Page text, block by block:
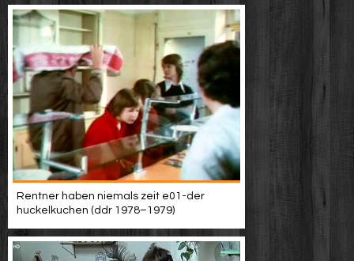
Rentner haben niemals zeit e01-der
huckelkuchen (ddr 1978–1979)